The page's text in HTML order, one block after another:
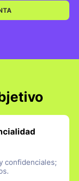
confidenciales;